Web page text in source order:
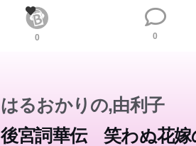
0 0
はるおかりの,由利子
後宮詞華伝 笑わぬ花嫁